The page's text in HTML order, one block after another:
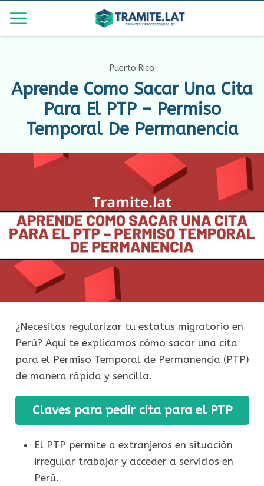
Puerto Rico
Aprende Como Sacar Una Cita
Para El PTP – Permiso
Temporal De Permanencia
¿Necesitas regularizar tu estatus migratorio en
Perú? Aquí te explicamos cómo sacar una cita
para el Permiso Temporal de Permanencia (PTP)
de manera rápida y sencilla.
Claves para pedir cita para el PTP
El PTP permite a extranjeros en situación
irregular trabajar y acceder a servicios en
Perú.